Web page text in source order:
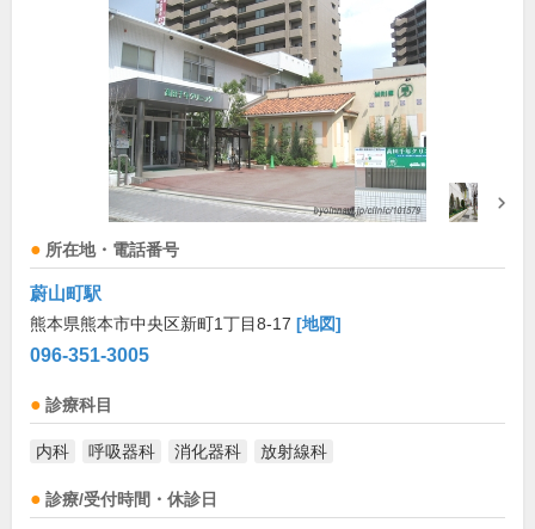
所在地・電話番号
蔚山町駅
熊本県熊本市中央区新町1丁目8-17 [地図]
096-351-3005
診療科目
内科 呼吸器科 消化器科 放射線科
診療/受付時間・休診日